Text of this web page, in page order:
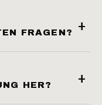
FRAGEN?
HER?